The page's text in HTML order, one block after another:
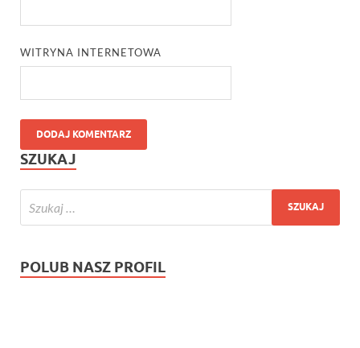
WITRYNA INTERNETOWA
SZUKAJ
POLUB NASZ PROFIL